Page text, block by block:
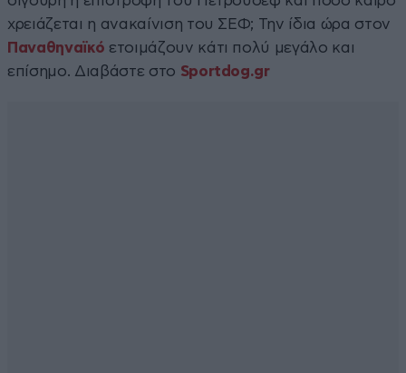
χρειάζεται η ανακαίνιση του ΣΕΦ; Την ίδια ώρα στον
Παναθηναϊκό ετοιμάζουν κάτι πολύ μεγάλο και
επίσημο. Διαβάστε στο Sportdog.gr